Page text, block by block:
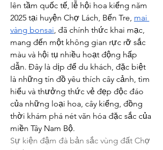
lên tầm quốc tế, lễ hội hoa kiểng năm
2025 tại huyện Chợ Lách, Bến Tre, mai
vàng bonsai, đã chính thức khai mạc,
mang đến một không gian rực rỡ sắc
màu và hội tụ nhiều hoạt động hấp
dẫn. Đây là dịp để du khách, đặc biệt
là những tín đồ yêu thích cây cảnh, tìm
hiểu và thưởng thức vẻ đẹp độc đáo
của những loại hoa, cây kiểng, đồng
thời khám phá nét văn hóa đặc sắc của
miền Tây Nam Bộ.
Sự kiện đậm đà bản sắc vùng đất Chợ